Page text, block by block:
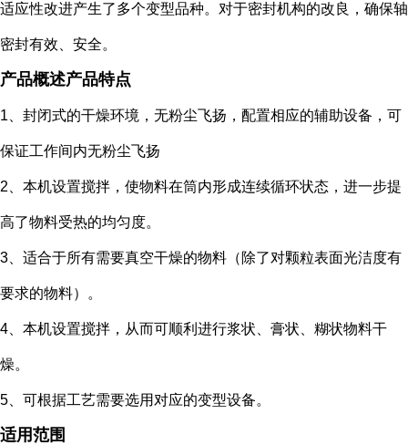
适应性改进产生了多个变型品种。对于密封机构的改良，确保轴
密封有效、安全。
产品概述产品特点
1、封闭式的干燥环境，无粉尘飞扬，配置相应的辅助设备，可
保证工作间内无粉尘飞扬
2、本机设置搅拌，使物料在筒内形成连续循环状态，进一步提
高了物料受热的均匀度。
3、适合于所有需要真空干燥的物料（除了对颗粒表面光洁度有
要求的物料）。
4、本机设置搅拌，从而可顺利进行浆状、膏状、糊状物料干
燥。
5、可根据工艺需要选用对应的变型设备。
适用范围